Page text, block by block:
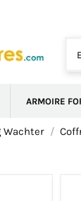
ARMOIRE
Wachter